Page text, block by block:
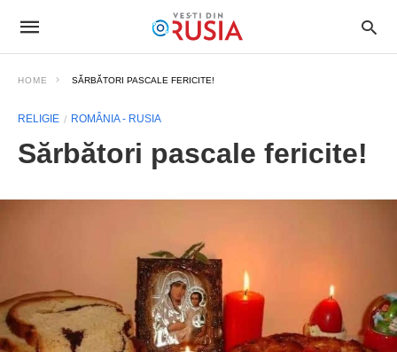
HOME SĂRBĂTORI PASCALE FERICITE!
RELIGIE ROMÂNIA - RUSIA
Sărbători pascale fericite!